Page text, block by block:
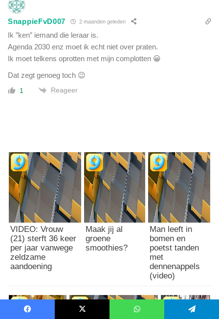
SnappieFvD007 2 maanden geleden
Ik ”ken” iemand die leraar is.
Agenda 2030 enz moet ik echt niet over praten.
Ik moet telkens oprotten met mijn complotten 😀
Dat zegt genoeg toch 😉
1 Reageer
VIDEO: Vrouw
(21) sterft 36 keer
per jaar vanwege
zeldzame
aandoening
Maak jij al
groene
smoothies?
Man leeft in
bomen en
poetst tanden
met
dennenappels
(video)